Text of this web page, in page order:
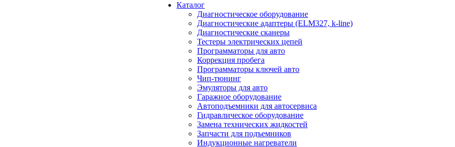
Каталог
Диагностическое оборудование
Диагностические адаптеры (ELM327, k-line)
Диагностические сканеры
Тестеры электрических цепей
Программаторы для авто
Коррекция пробега
Программаторы ключей авто
Чип-тюнинг
Эмуляторы для авто
Гаражное оборудование
Автоподъемники для автосервиса
Гидравлическое оборудование
Замена технических жидкостей
Запчасти для подъемников
Индукционные нагреватели